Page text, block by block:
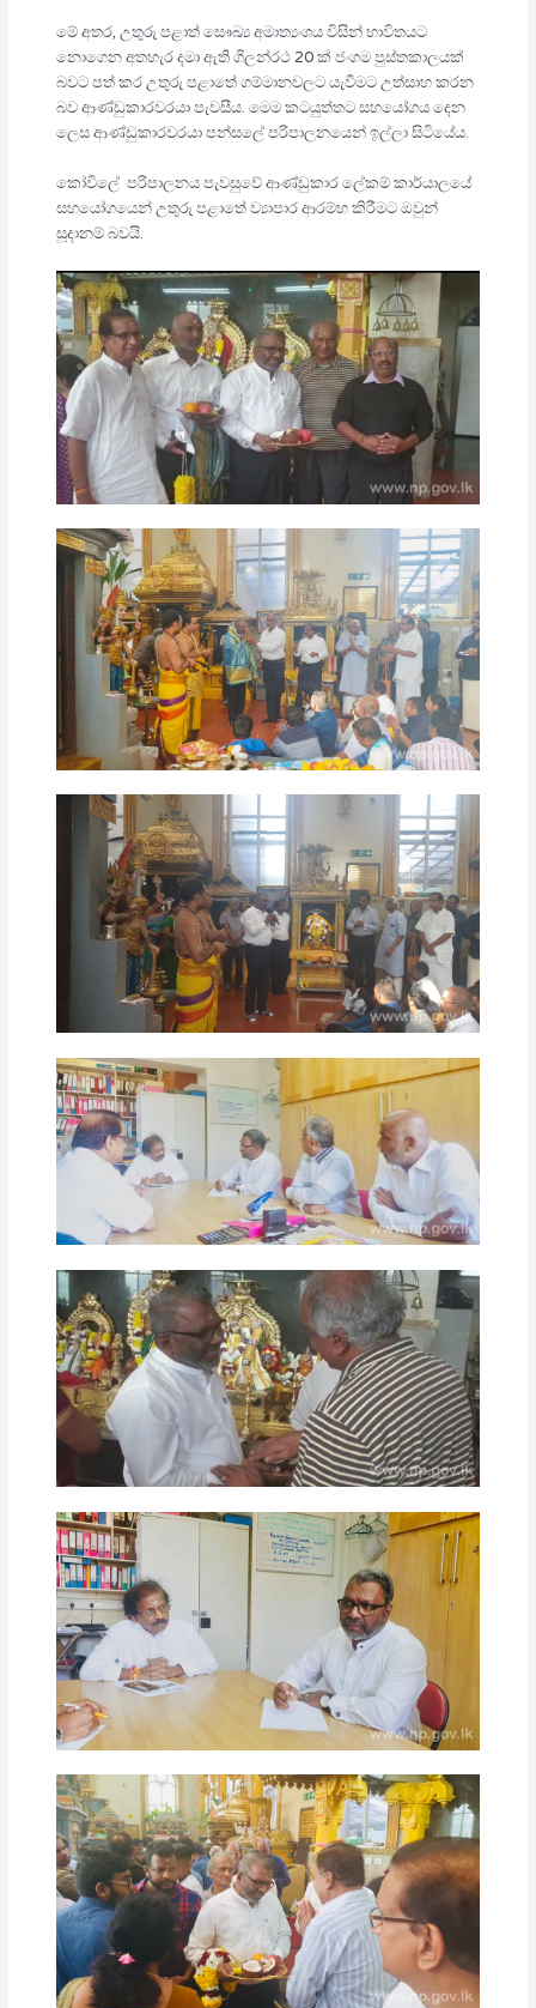
මේ අතර, උතුරු පළාත් සෞඛ්‍ය අමාත්‍යංශය විසින් භාවිතයට
නොගෙන අතහැර දමා ඇති ගිලන්රථ 20 ක් ජංගම පුස්තකාලයක්
බවට පත් කර උතුරු පළාතේ ගම්මානවලට යැවීමට උත්සාහ කරන
බව ආණ්ඩුකාරවරයා පැවසීය. මෙම කටයුත්තට සහයෝගය දෙන
ලෙස ආණ්ඩුකාරවරයා පන්සලේ පරිපාලනයෙන් ඉල්ලා සිටියේය.
කෝවිලේ පරිපාලනය පැවසුවේ ආණ්ඩුකාර ලේකම් කාර්යාලයේ
සහයෝගයෙන් උතුරු පළාතේ ව්‍යාපාර ආරම්භ කිරීමට ඔවුන්
සූදානම් බවයි.